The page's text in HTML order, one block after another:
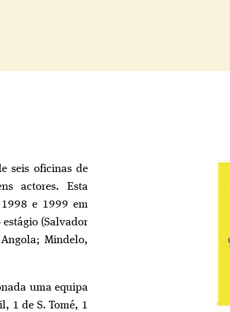
seis oficinas de
actores. Esta
1998 e 1999 em
(Salvador
Mindelo,
uma equipa
1 de S. Tomé, 1